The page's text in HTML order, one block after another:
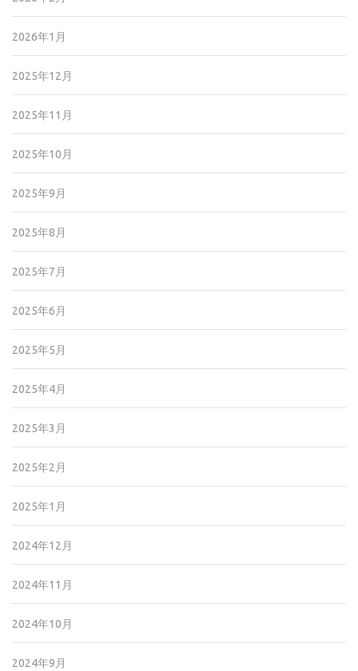
2026年1月
2025年12月
2025年11月
2025年10月
2025年9月
2025年8月
2025年7月
2025年6月
2025年5月
2025年4月
2025年3月
2025年2月
2025年1月
2024年12月
2024年11月
2024年10月
2024年9月